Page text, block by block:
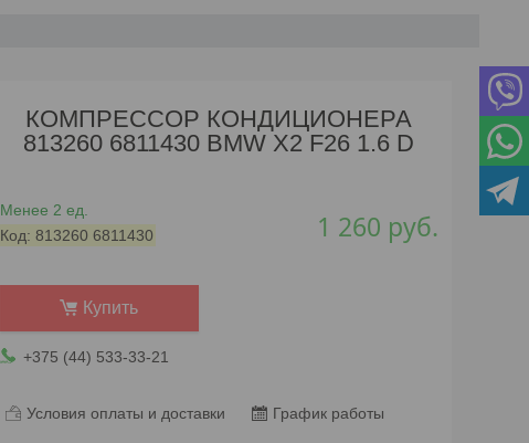
КОМПРЕССОР КОНДИЦИОНЕРА
813260 6811430 BMW X2 F26 1.6 D
Менее 2 ед.
Код: 813260 6811430 1 260 руб.
Купить
+375 (44) 533-33-21
Условия оплаты и доставки График работы